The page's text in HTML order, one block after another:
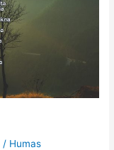
/ Humas